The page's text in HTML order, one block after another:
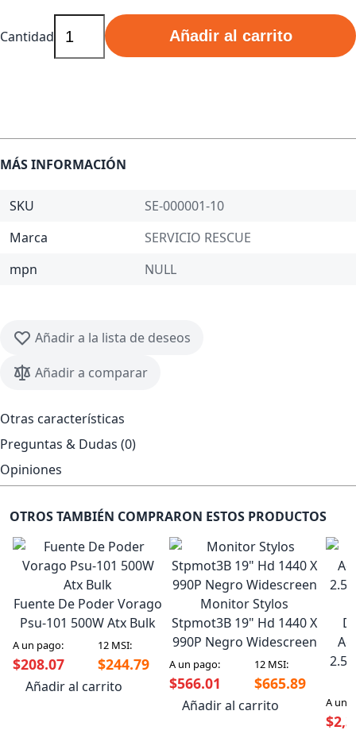
Cantidad Añadir al carrito
MÁS INFORMACIÓN
SKU
SE-000001-10
Marca
SERVICIO RESCUE
mpn
NULL
Añadir a la lista de deseos
Añadir a comparar
Otras características
Preguntas & Dudas (0)
Opiniones
OTROS TAMBIÉN COMPRARON ESTOS PRODUCTOS
Fuente De Poder Vorago
Psu-101 500W Atx Bulk
A un pago: 12 MSI:
$208.07 $244.79
Añadir al carrito
Monitor Stylos
Stpmot3B 19" Hd 1440 X
990P Negro Widescreen
A un pago: 12 MSI:
$566.01 $665.89
Añadir al carrito
2.5"
A un